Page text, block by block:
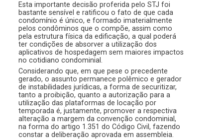
Esta importante decisão proferida pelo STJ foi
bastante sensível e ratificou o fato de que cada
condomínio é único, e formado imaterialmente
pelos condôminos que o compõe, assim como
pela estrutura física da edificação, a qual poderá
ter condições de absorver a utilização dos
aplicativos de hospedagem sem maiores impactos
no cotidiano condominial.
Considerando que, em que pese o precedente
gerado, o assunto permanece polêmico e gerador
de instabilidades jurídicas, a forma de securitizar,
tanto a proibição, quanto a autorização para a
utilização das plataformas de locação por
temporada é, justamente, promover a respectiva
alteração a margem da convenção condominial,
na forma do artigo 1.351 do Código Civil, fazendo
constar a deliberação aprovada em assembleia.